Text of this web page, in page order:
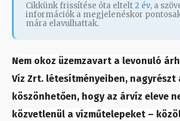
Cikkünk frissítése óta eltelt2 év, a
információk a megjelenéskor
mára elavulhattak.
Nem okoz üzemzavart a levonuló
Víz Zrt. létesítményeiben, nagyrészt
köszönhetően, hogy az árvíz eleve
közvetlenül a vízműtelepeket –